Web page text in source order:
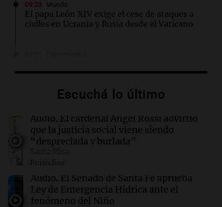
09:23 Mundo
El papa León XIV exige el cese de ataques a
civiles en Ucrania y Rusia desde el Vaticano
su obra sobre 50 años en el teatro argentino
Un local en Dock Sud que hace reír a los chicos
a cambio de un pancho
El juicio a "Pity" Álvarez por el asesinato de
Cristian Díaz en Villa Lugano iniciará este
lunes
Escuchá lo último
Audio. El cardenal Ángel Rossi advirtió
que la justicia social viene siendo
“despreciada y burlada”
Episodios
Audio. El Senado de Santa Fe aprueba
Ley de Emergencia Hídrica ante el
fenómeno del Niño